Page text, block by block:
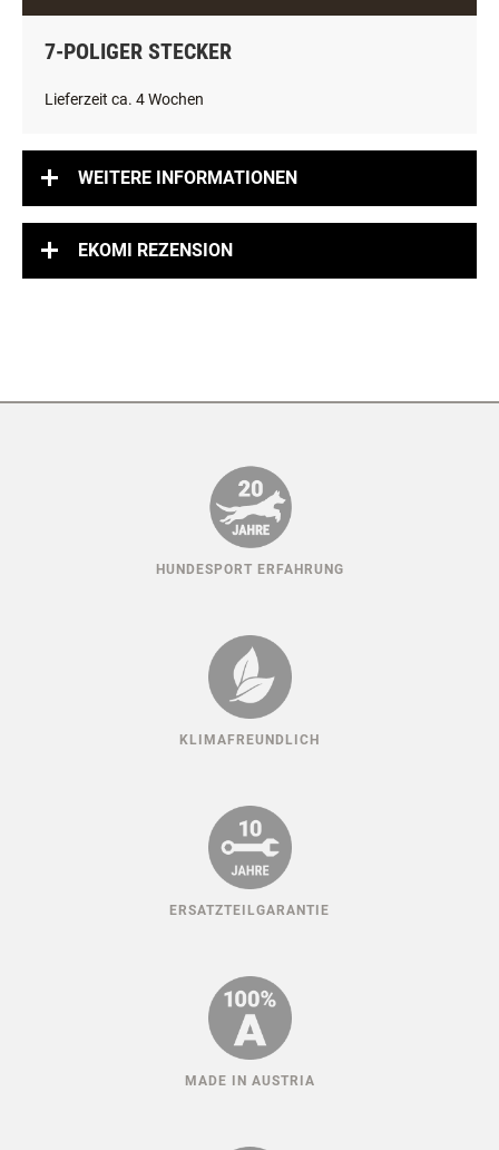
7-POLIGER STECKER
Lieferzeit ca. 4 Wochen
WEITERE INFORMATIONEN
EKOMI REZENSION
HUNDESPORT ERFAHRUNG
KLIMAFREUNDLICH
ERSATZTEILGARANTIE
MADE IN AUSTRIA